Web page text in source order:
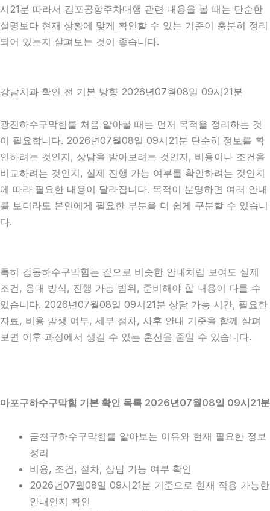
시21분 따라서 김포공항주차대행 관련 내용을 볼 때는 단순한
설명보다 현재 상황에 맞게 확인할 수 있는 기준이 충분히 정리
되어 있는지 살펴보는 것이 좋습니다.
강남치과 확인 전 기본 방향 2026년07월08일 09시21분
광진하수구막힘를 처음 알아볼 때는 먼저 목적을 정리하는 것
이 필요합니다. 2026년07월08일 09시21분 단순히 정보를 확
인하려는 것인지, 상담을 받아보려는 것인지, 비용이나 조건을
비교하려는 것인지, 실제 진행 가능 여부를 확인하려는 것인지
에 따라 필요한 내용이 달라집니다. 목적이 분명하면 여러 안내
를 보더라도 본인에게 필요한 부분을 더 쉽게 구분할 수 있습니
다.
특히 강동하수구막힘는 겉으로 비슷한 안내처럼 보여도 실제
조건, 응대 방식, 진행 가능 범위, 준비해야 할 내용이 다를 수
있습니다. 2026년07월08일 09시21분 상담 가능 시간, 필요한
자료, 비용 발생 여부, 세부 절차, 사후 안내 기준을 함께 살펴
보면 이후 과정에서 생길 수 있는 혼선을 줄일 수 있습니다.
마포구하수구막힘 기본 확인 목록 2026년07월08일 09시21분
금천구하수구막힘를 알아보는 이유와 현재 필요한 정보
정리
비용, 조건, 절차, 상담 가능 여부 확인
2026년07월08일 09시21분 기준으로 현재 적용 가능한
안내인지 확인